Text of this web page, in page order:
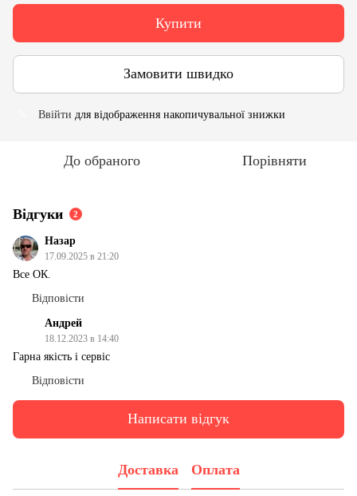
Купити
Замовити швидко
Ввійти для відображення накопичувальної знижки
До обраного Порівняти
Відгуки 2
Назар
17.09.2025 в 21:20
Все ОК.
Відповісти
Андрей
18.12.2023 в 14:40
Гарна якість і сервіс
Відповісти
Написати відгук
Доставка Оплата